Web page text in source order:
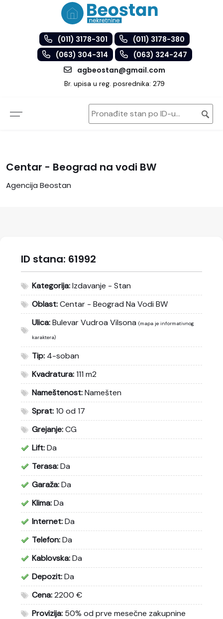
(011) 3178-301
(011) 3178-380
(063) 304-314
(063) 324-247
agbeostan@gmail.com
Br. upisa u reg. posrednika: 279
Centar - Beograd na vodi BW
Agencija Beostan
ID stana: 61992
Kategorija:Izdavanje - Stan
Oblast:Centar - Beograd Na Vodi BW
Ulica:Bulevar Vudroa Vilsona (mapa je informativnog
karaktera)
Tip: 4-soban
Kvadratura:111 m2
Nameštenost:Namešten
Sprat:10 od 17
Grejanje:CG
Lift:Da
Terasa:Da
Garaža:Da
Klima:Da
Internet:Da
Telefon:Da
Kablovska:Da
Depozit:Da
Cena:2200 €
Provizija: 50% od prve mesečne zakupnine